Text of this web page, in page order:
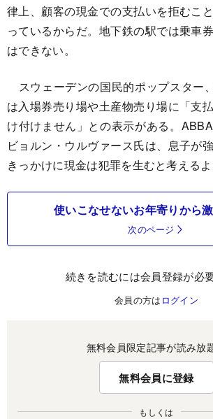
律上、顧客の現金での支払いを拒むこ
っているからだ。地下鉄の駅では乗車
はできない。
スウェーデンの国民的ポップスター
は入場券売り場や土産物売り場に「支
け付けません」との表示がある。
ビョルン・ウルヴァース氏は、息子が
きっかけに現金は犯罪を生むと考えるよ
使いこなせないお年寄りから
次のページ
続きを読むには会員登録が必要
会員の方は ログイン
無料会員限定記事が読み放
無料会員に登録
もしくは